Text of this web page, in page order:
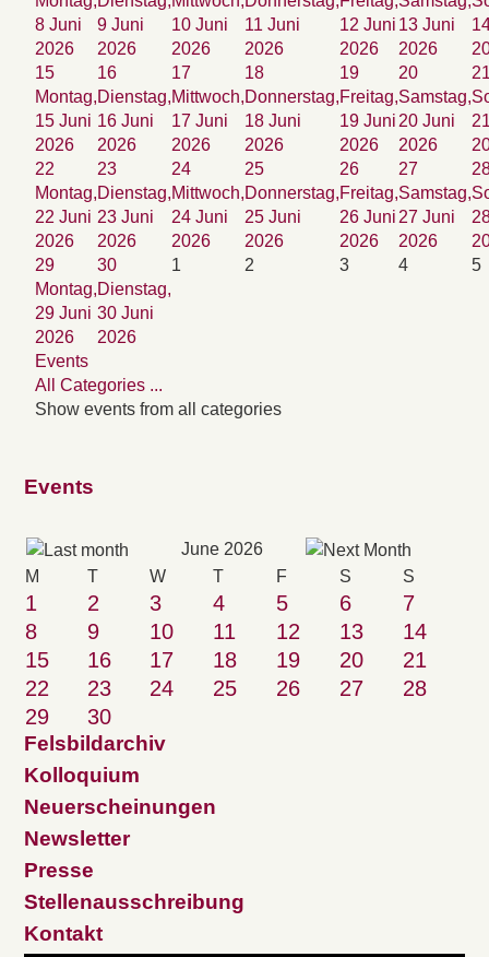
8 Juni
2026
9 Juni
2026
10 Juni
2026
11 Juni
2026
12 Juni
2026
13 Juni
2026
15
Montag,
15 Juni
2026
16
Dienstag,
16 Juni
2026
17
Mittwoch,
17 Juni
2026
18
Donnerstag,
18 Juni
2026
19
Freitag,
19 Juni
2026
20
Samstag,
20 Juni
2026
22
Montag,
22 Juni
2026
23
Dienstag,
23 Juni
2026
24
Mittwoch,
24 Juni
2026
25
Donnerstag,
25 Juni
2026
26
Freitag,
26 Juni
2026
27
Samstag,
27 Juni
2026
29
Montag,
29 Juni
2026
30
Dienstag,
30 Juni
2026
1 2 3 4 5
Events
All Categories ...
Show events from all categories
Events
June 2026
M T W T F S S
1 2 3 4 5 6
7
8
9 10 11 12 13
14
15
16 17 18 19 20
21
22
23 24 25 26 27
28
29
30
Felsbildarchiv
Kolloquium
Neuerscheinungen
Newsletter
Presse
Stellenausschreibung
Kontakt